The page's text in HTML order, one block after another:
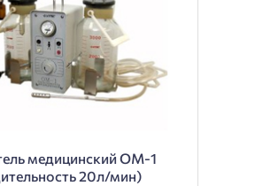
медицинский ОМ-1
20л/мин)